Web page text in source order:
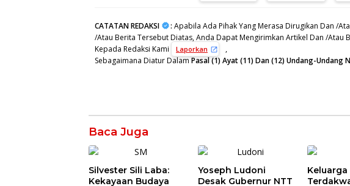
CATATAN REDAKSI : Apabila Ada Pihak Yang Merasa Dirugikan Dan /
/Atau Berita Tersebut Diatas, Anda Dapat Mengirimkan Artikel Dan /Atau
Kepada Redaksi Kami
Laporkan
,
Sebagaimana Diatur DalamPasal (1) Ayat (11) Dan (12) Undang-Undang
Baca Juga
Silvester Sili Laba:
Kekayaan Budaya
Yoseph Ludoni
Desak Gubernur NTT
Keluarga